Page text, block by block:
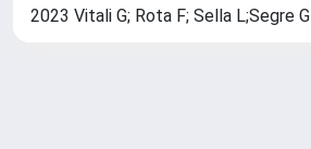
2023 Vitali G; Rota F; Sella L;Segre G